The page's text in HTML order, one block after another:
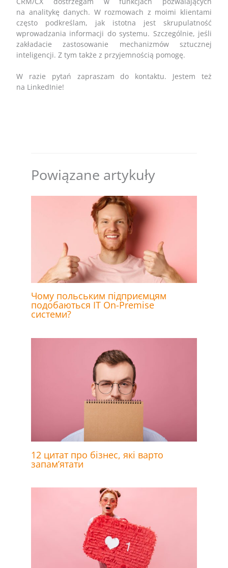
na analitykę danych. W rozmowach z moimi klientami
często podkreślam, jak istotna jest skrupulatność
wprowadzania informacji do systemu. Szczególnie, jeśli
zakładacie zastosowanie mechanizmów sztucznej
inteligencji. Z tym także z przyjemnością pomogę.
W razie pytań zapraszam do kontaktu. Jestem też
na LinkedInie!
Powiązane artykuły
Чому польським підприємцям
подобаються IT On-Premise
системи?
12 цитат про бізнес, які варто
запам’ятати